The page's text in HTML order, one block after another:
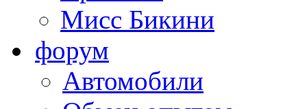
Мисс Бикини
форум
Автомобили